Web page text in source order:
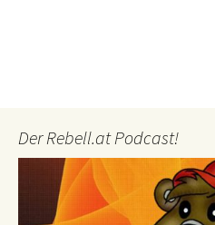
Der Rebell.at Podcast!